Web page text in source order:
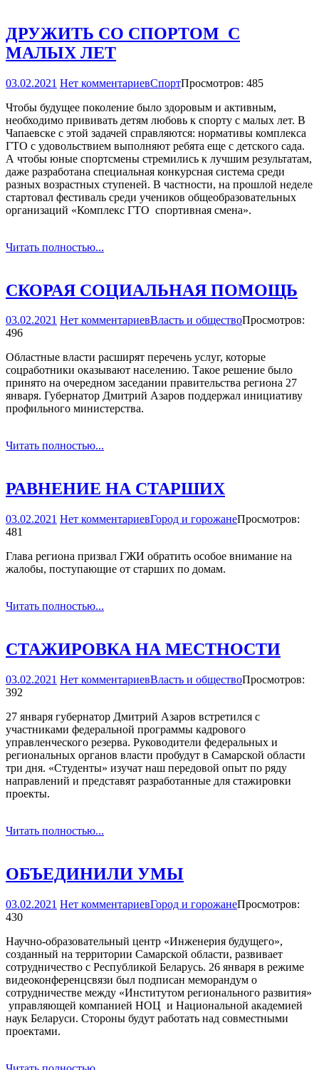
ДРУЖИТЬ СО СПОРТОМ ­ С
МАЛЫХ ЛЕТ
03.02.2021 Нет комментариевСпортПросмотров: 485
Чтобы будущее поколение было здоровым и активным,
необходимо прививать детям любовь к спорту с малых лет. В
Чапаевске с этой задачей справляются: нормативы комплекса
ГТО с удовольствием выполняют ребята еще с детского сада.
А чтобы юные спортсмены стремились к лучшим результатам,
даже разработана специальная конкурсная система среди
разных возрастных ступеней. В частности, на прошлой неделе
стартовал фестиваль среди учеников общеобразовательных
организаций «Комплекс ГТО ­ спортивная смена».
Читать полностью...
СКОРАЯ СОЦИАЛЬНАЯ ПОМОЩЬ
03.02.2021 Нет комментариевВласть и обществоПросмотров:
496
Областные власти расширят перечень услуг, которые
соцработники оказывают населению. Такое решение было
принято на очередном заседании правительства региона 27
января. Губернатор Дмитрий Азаров поддержал инициативу
профильного министерства.
Читать полностью...
РАВНЕНИЕ НА СТАРШИХ
03.02.2021 Нет комментариевГород и горожанеПросмотров:
481
Глава региона призвал ГЖИ обратить особое внимание на
жалобы, поступающие от старших по домам.
Читать полностью...
СТАЖИРОВКА НА МЕСТНОСТИ
03.02.2021 Нет комментариевВласть и обществоПросмотров:
392
27 января губернатор Дмитрий Азаров встретился с
участниками федеральной программы кадрового
управленческого резерва. Руководители федеральных и
региональных органов власти пробудут в Самарской области
три дня. «Студенты» изучат наш передовой опыт по ряду
направлений и представят разработанные для стажировки
проекты.
Читать полностью...
ОБЪЕДИНИЛИ УМЫ
03.02.2021 Нет комментариевГород и горожанеПросмотров:
430
Научно-­образовательный центр «Инженерия будущего»,
созданный на территории Самарской области, развивает
сотрудничество с Республикой Беларусь. 26 января в режиме
видео­конференц­связи был подписан меморандум о
сотрудничестве между «Институтом регионального развития»
­ управляющей компанией НОЦ ­ и Национальной академией
наук Беларуси. Стороны будут работать над совместными
проектами.